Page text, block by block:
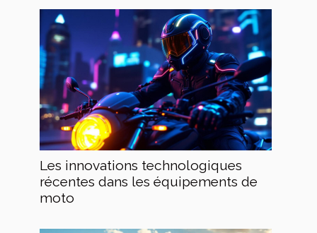
Les innovations technologiques
récentes dans les équipements de
moto